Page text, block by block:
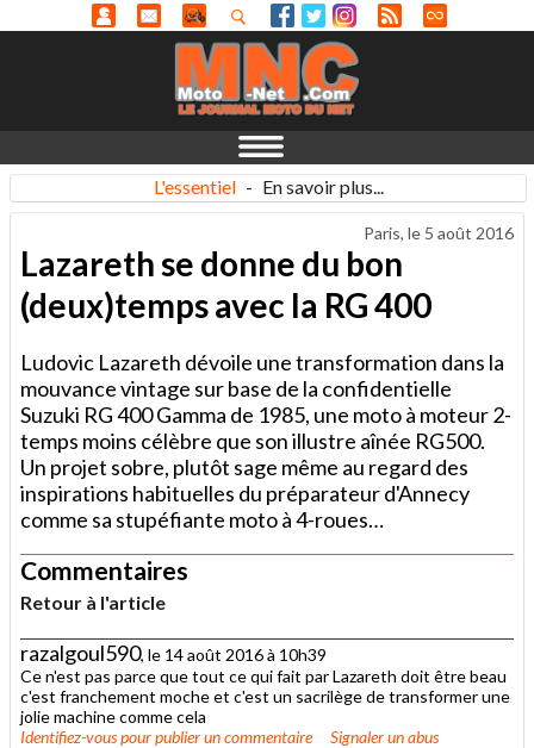
L'essentiel - En savoir plus...
Paris, le 5 août 2016
Lazareth se donne du bon
(deux)temps avec la RG 400
Ludovic Lazareth dévoile une transformation dans la
mouvance vintage sur base de la confidentielle
Suzuki RG 400 Gamma de 1985, une moto à moteur 2-
temps moins célèbre que son illustre aînée RG500.
Un projet sobre, plutôt sage même au regard des
inspirations habituelles du préparateur d'Annecy
comme sa stupéfiante moto à 4-roues…
Commentaires
Retour à l'article
razalgoul590, le 14 août 2016 à 10h39
Ce n'est pas parce que tout ce qui fait par Lazareth doit être beau
c'est franchement moche et c'est un sacrilège de transformer une
jolie machine comme cela
Identifiez-vouspour publier un commentaire Signaler un abus